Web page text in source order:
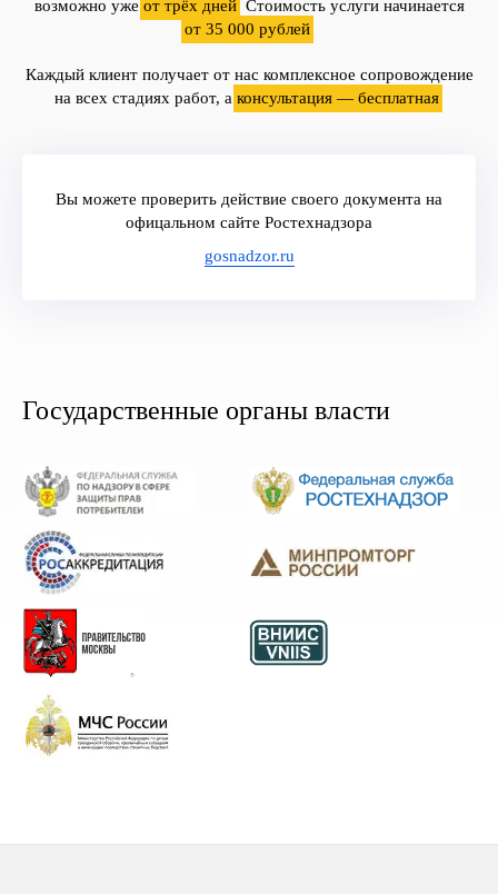
возможно уже от трёх дней. Стоимость услуги начинается
от 35 000 рублей.
Каждый клиент получает от нас комплексное сопровождение
на всех стадиях работ, а консультация — бесплатная
Вы можете проверить действие своего документа на
офицальном сайте Ростехнадзора
gosnadzor.ru
Государственные органы власти